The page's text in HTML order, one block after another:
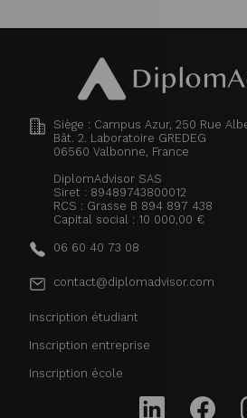
Siège : Campus Azur, 250 Rue
Bât. 2. Laboratoire GREDEG
06560 Valbonne, France
DiplomAdvisor SAS
Siret : 89489743800012
RCS : Grasse B 894 897 438
Capital social : 10 000,00 €
06 60 40 73 08
contact@diplomadvisor.com
Inscription étudiant
Inscription entreprise
Inscription école